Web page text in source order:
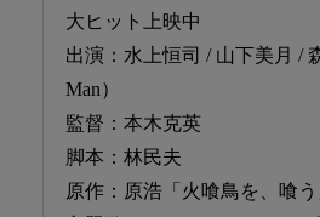
大ヒット上映中
出演：水上恒司 / 山下美月 /
Man）
監督：本木克英
脚本：林民夫
原作：原浩「火喰鳥を、喰